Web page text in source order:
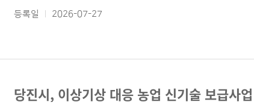
등록일 2026-07-27
당진시, 이상기상 대응 농업 신기술 보급사